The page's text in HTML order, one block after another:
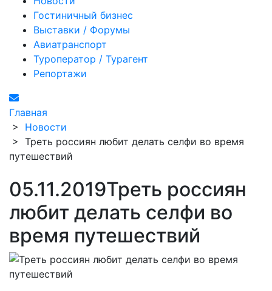
Гостиничный бизнес
Выставки / Форумы
Авиатранспорт
Туроператор / Турагент
Репортажи
Главная
> Новости
> Треть россиян любит делать селфи во время
путешествий
05.11.2019Треть россиян
любит делать селфи во
время путешествий